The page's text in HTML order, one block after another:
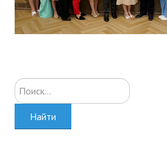
Искать...
Найти